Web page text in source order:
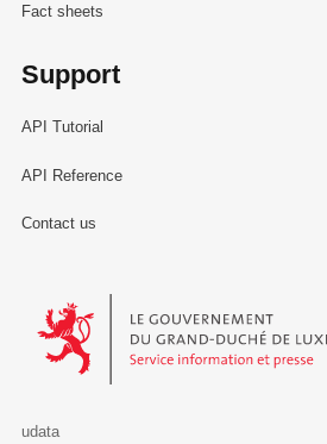
Fact sheets
Support
API Tutorial
API Reference
Contact us
Le Gouvernement du Grand-Duché de
udata